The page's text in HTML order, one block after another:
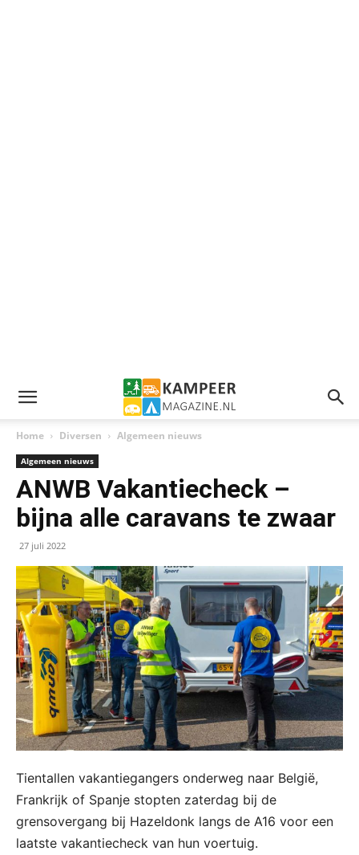
Home Diversen Algemeen nieuws
Algemeen nieuws
ANWB Vakantiecheck –
bijna alle caravans te zwaar
27 juli 2022
Tientallen vakantiegangers onderweg naar België,
Frankrijk of Spanje stopten zaterdag bij de
grensovergang bij Hazeldonk langs de A16 voor een
laatste vakantiecheck van hun voertuig.